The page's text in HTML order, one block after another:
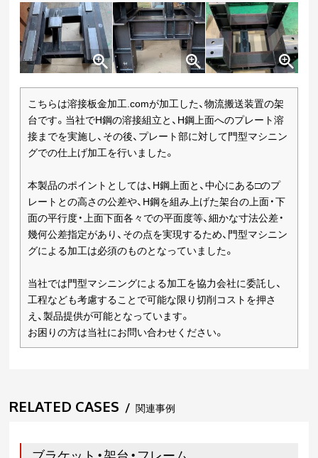
こちらは溶接板金加工.comが加工した、物流搬送装置の架
台です。当社でH鋼の溶接組立と、H鋼上面へのプレート溶
接までを実施し、その後、プレート部に対して門型マシニン
グでの仕上げ加工を行いました。
本製品のポイントとしては、H鋼上面と、中心にある□のプ
レートとの高さの公差や、H鋼を組み上げた架台の上面・下
面の平行度・上面下面各々での平面度等、細かな寸法公差・
幾何公差指定があり、その点を実現するため、門型マシニン
グによる加工は必須のものとなっていました。
当社では門型マシニングによる加工を協力会社に委託し、
工程なども考慮することで可能な限り切削コストを押さ
え、製品提供が可能となっています。
お困りの方は当社にお問い合わせください。
RELATED CASES / 関連事例